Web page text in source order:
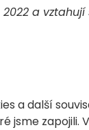
2022 a
a další
jsme zapojili.